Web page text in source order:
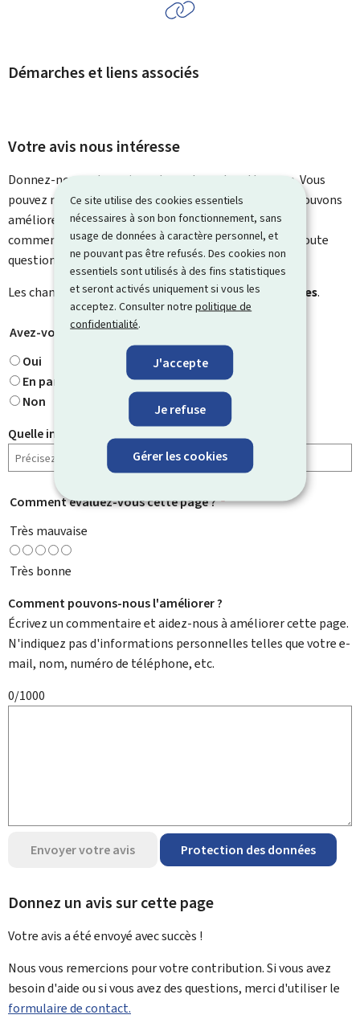
Ce site utilise des cookies essentiels
nécessaires à son bon fonctionnement, sans
usage de données à caractère personnel, et
ne pouvant pas être refusés. Des cookies non
essentiels sont utilisés à des fins statistiques
et seront activés uniquement si vous les
acceptez. Consulter notrepolitique de
confidentialité.
J'accepte
Je refuse
Gérer les cookies
Démarches et liens associés
Votre avis nous intéresse
Donnez-nous votre avis sur le contenu de cette page. Vous
pouvez nous laisser un commentaire sur ce que nous pouvons
améliorer. Vous ne recevrez pas de réponse à votre
commentaire. Utilisez le formulaire de contact pour toute
question particulière.
Les champs marqués d’une étoile ( * ) sontobligatoires.
Avez-vous trouvé ce que vous cherchiez ?
Oui
En partie
Non
Quelle information cherchiez-vous ?
Comment évaluez-vous cette page ? *
Très mauvaise
Très bonne
Comment pouvons-nous l'améliorer ?
Écrivez un commentaire et aidez-nous à améliorer cette page.
N'indiquez pas d'informations personnelles telles que votre e-
mail, nom, numéro de téléphone, etc.
0/1000
Envoyer votre avis Protection des données
Donnez un avis sur cette page
Votre avis a été envoyé avecsuccès !
Nous vous remercions pour votre contribution. Si vous avez
besoin d'aide ou si vous avez des questions, merci d'utiliser le
formulaire de contact.